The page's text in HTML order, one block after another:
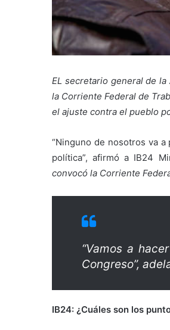
EL secretario general de
la Corriente Federal de
el ajuste contra el pueblo
“Ninguno de nosotros va
política”, afirmó a IB24
convocó la Corriente
“Vamos a
Congreso”,
IB24: ¿Cuáles son los